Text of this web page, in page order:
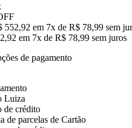
552,92 em 7x de R$ 78,99 sem
em 7x de R$ 78,99 sem juros
de pagamento
Luiza
de crédito
de parcelas de Cartão